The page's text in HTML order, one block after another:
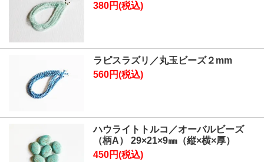
380円(税込)
ラピスラズリ／丸玉ビーズ２mm
560円(税込)
ハウライトトルコ／オーバルビーズ
（柄A） 29×21×9㎜（縦×横×厚）
450円(税込)